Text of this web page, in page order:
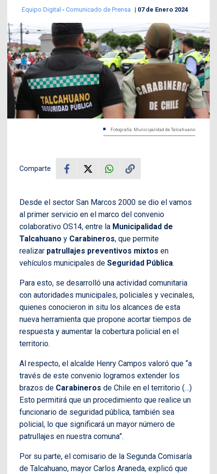
Equipo Digital - Comunicado de Prensa 07 de Enero 2024
Fotografía: Municipalidad de Talcahuano
Comparte
Desde el sector San Marcos 2000 se dio el vamos
al primer servicio en el marco del convenio
colaborativo OS14, entre la Municipalidad de
Talcahuano y Carabineros, que permite
realizar patrullajes preventivos mixtos en
vehículos municipales de Seguridad Pública.
Para esto, se desarrolló una actividad comunitaria
con autoridades municipales, policiales y vecinales,
quienes conocieron in situ los alcances de esta
nueva herramienta que propone acortar tiempos de
respuesta y aumentar la cobertura policial en el
territorio.
Al respecto, el alcalde Henry Campos valoró que “a
través de este convenio logramos extender los
brazos de Carabineros de Chile en el territorio (…)
Esto permitirá que un procedimiento que realice un
funcionario de seguridad pública, también sea
policial, lo que significará un mayor número de
patrullajes en nuestra comuna”.
Por su parte, el comisario de la Segunda Comisaría
de Talcahuano, mayor Carlos Araneda, explicó que